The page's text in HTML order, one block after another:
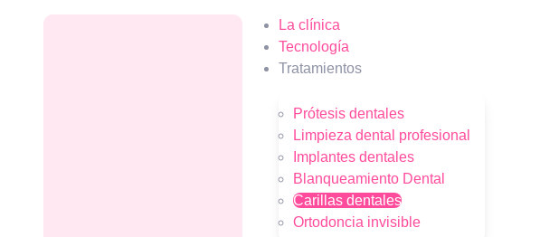
La clínica
Tecnología
Tratamientos
Prótesis dentales
Limpieza dental profesional
Implantes dentales
Blanqueamiento Dental
Carillas dentales
Ortodoncia invisible